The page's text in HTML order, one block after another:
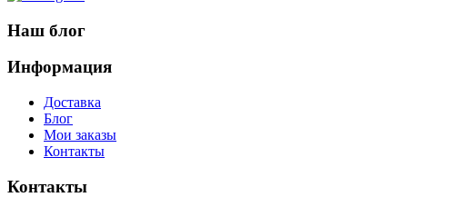
Наш блог
Информация
Доставка
Блог
Мои заказы
Контакты
Контакты